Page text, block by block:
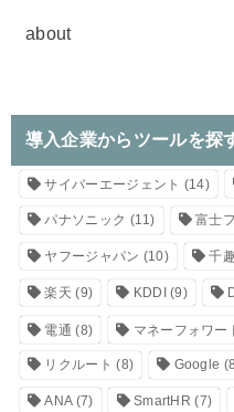
about
導入企業からツールを探
サイバーエージェント (14)
パナソニック (11) 富士
ヤフージャパン (10) 千
楽天 (9) KDDI (9)
電通 (8) マネーフォワー
リクルート (8) Google
ANA(7) SmartHR (7)